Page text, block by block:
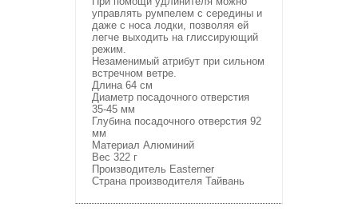
управлять румпелем с середины и
даже с носа лодки, позволяя ей
легче выходить на глиссирующий
режим.
Незаменимый атрибут при сильном
встречном ветре.
Длина 64 см
Диаметр посадочного отверстия
35-45 мм
Глубина посадочного отверстия 92
мм
Материал Алюминий
Вес 322 г
Производитель Easterner
Страна производителя Тайвань